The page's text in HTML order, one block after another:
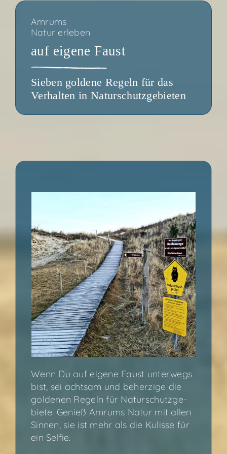
Amrums
Natur erleben
auf eige­ne Faust
Sie­ben gol­de­ne Regeln für das
Ver­hal­ten in Naturschutzgebieten
Wenn Du auf eige­ne Faust unter­wegs
bist, sei acht­sam und beher­zi­ge die
gol­de­nen Regeln für Natur­schutz­ge­
bie­te. Genieß Amrums Natur mit allen
Sin­nen, sie ist mehr als die Kulis­se für
ein Selfie.